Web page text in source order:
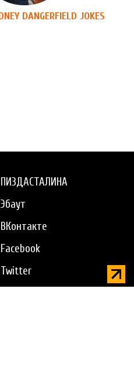
ПИЗДАСТАЛИНА
Эбаут
ВКонтакте
Facebook
Twitter